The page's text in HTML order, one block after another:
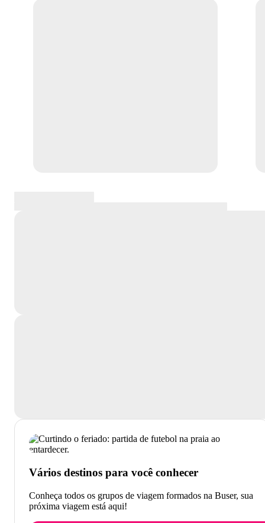
Vários destinos para você conhecer
Conheça todos os grupos de viagem formados na Buser, sua
próxima viagem está aqui!